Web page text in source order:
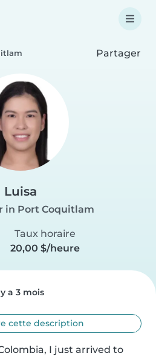
Partager
Luisa
in Port Coquitlam
Taux horaire
20,00 $/heure
a 3 mois
cette description
I just arrived to